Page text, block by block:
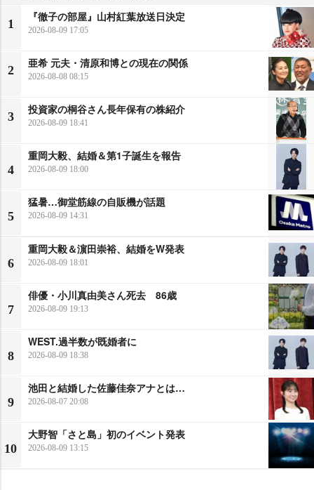
1
『徹子の部屋』山村紅葉放送日決定
2026-08-09 17:05
2
亜希 元夫・清原和博との現在の関係
2026-08-08 08:15
3
投資家の桐谷さん長年保有の株紹介
2026-08-09 18:41
4
重岡大毅、結婚＆第1子誕生を報告
2026-08-09 18:00
5
猛暑…御堂筋線の自販機が話題
2026-08-09 14:31
6
重岡大毅＆濵田崇裕、結婚をW発表
2026-08-09 18:01
7
俳優・小川真由美さん死去 86歳
2026-08-09 19:13
8
WEST.過半数が既婚者に
2026-08-09 18:38
9
池田と結婚した佐藤佳奈アナとは…
2026-08-07 20:08
10
大野智「さと島」初のイベント発表
2026-08-09 13:15